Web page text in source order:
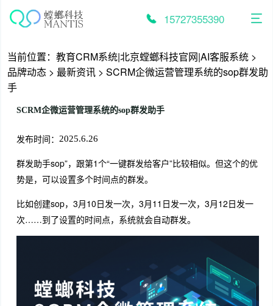
15727355390
当前位置： 教育CRM系统|北京螳螂科技官网|AI客服系统 >
品牌动态 > 最新资讯 > SCRM企微运营管理系统的sop群发助
手
SCRM企微运营管理系统的sop群发助手
发布时间： 2025.6.26
群发助手sop”，跟第1个“一键群发给客户”比较相似。但这个的优
势是，可以设置多个时间点的群发。
比如创建sop，3月10日发一次，3月11日发一次，3月12日发一
次……到了设置的时间点，系统就会自动群发。